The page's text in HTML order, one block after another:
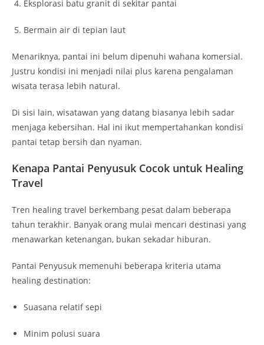
Eksplorasi batu granit di sekitar pantai
Bermain air di tepian laut
Menariknya, pantai ini belum dipenuhi wahana komersial.
Justru kondisi ini menjadi nilai plus karena pengalaman
wisata terasa lebih natural.
Di sisi lain, wisatawan yang datang biasanya lebih sadar
menjaga kebersihan. Hal ini ikut mempertahankan kondisi
pantai tetap bersih dan nyaman.
Kenapa Pantai Penyusuk Cocok untuk Healing
Travel
Tren healing travel berkembang pesat dalam beberapa
tahun terakhir. Banyak orang mulai mencari destinasi yang
menawarkan ketenangan, bukan sekadar hiburan.
Pantai Penyusuk memenuhi beberapa kriteria utama
healing destination:
Suasana relatif sepi
Minim polusi suara